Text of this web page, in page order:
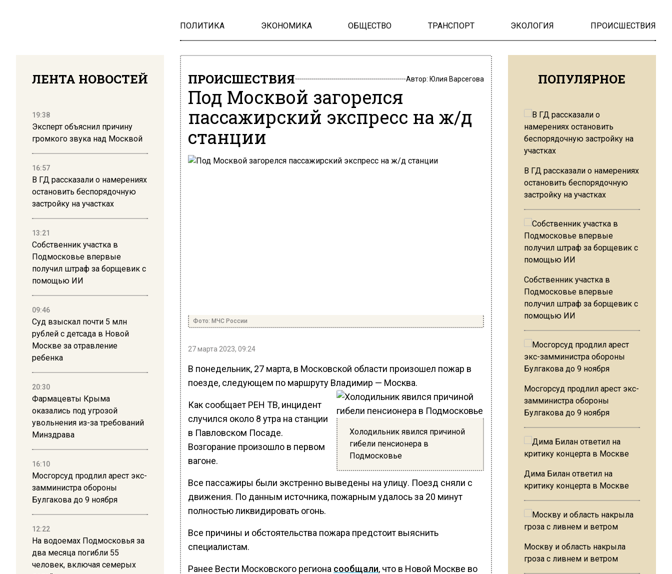
ПОЛИТИКА ЭКОНОМИКА ОБЩЕСТВО ТРАНСПОРТ ЭКОЛОГИЯ ПРОИСШЕСТВИЯ
ЛЕНТА НОВОСТЕЙ
19:38
Эксперт объяснил причину
громкого звука над Москвой
16:57
В ГД рассказали о намерениях
остановить беспорядочную
застройку на участках
13:21
Собственник участка в
Подмосковье впервые
получил штраф за борщевик с
помощью ИИ
09:46
Суд взыскал почти 5 млн
рублей с детсада в Новой
Москве за отравление
ребенка
20:30
Фармацевты Крыма
оказались под угрозой
увольнения из-за требований
Минздрава
16:10
Мосгорсуд продлил арест экс-
замминистра обороны
Булгакова до 9 ноября
12:22
На водоемах Подмосковья за
два месяца погибли 55
человек, включая семерых
ПРОИСШЕСТВИЯ Автор: Юлия Варсегова
Под Москвой загорелся
пассажирский экспресс на ж/д
станции
Фото: МЧС России
27 марта 2023, 09:24
В понедельник, 27 марта, в Московской области произошел пожар в
поезде, следующем по маршруту Владимир — Москва.
Холодильник явился причиной
гибели пенсионера в
Подмосковье
Как сообщает РЕН ТВ, инцидент
случился около 8 утра на станции
в Павловском Посаде.
Возгорание произошло в первом
вагоне.
Все пассажиры были экстренно выведены на улицу. Поезд сняли с
движения. По данным источника, пожарным удалось за 20 минут
полностью ликвидировать огонь.
Все причины и обстоятельства пожара предстоит выяснить
специалистам.
Ранее Вести Московского региона сообщали, что в Новой Москве во
ПОПУЛЯРНОЕ
В ГД рассказали о намерениях
остановить беспорядочную
застройку на участках
Собственник участка в
Подмосковье впервые
получил штраф за борщевик с
помощью ИИ
Мосгорсуд продлил арест экс-
замминистра обороны
Булгакова до 9 ноября
Дима Билан ответил на
критику концерта в Москве
Москву и область накрыла
гроза с ливнем и ветром